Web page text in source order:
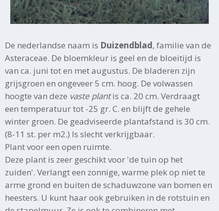
De nederlandse naam is Duizendblad, familie van de
Asteraceae. De bloemkleur is geel en de bloeitijd is
van ca. juni tot en met augustus. De bladeren zijn
grijsgroen en ongeveer 5 cm. hoog. De volwassen
hoogte van deze vaste plantis ca. 20 cm. Verdraagt
een temperatuur tot -25 gr. C. en blijft de gehele
winter groen. De geadviseerde plantafstand is 30 cm.
(8-11 st. per m2.) Is slecht verkrijgbaar.
Plant voor een open ruimte.
Deze plant is zeer geschikt voor 'de tuin op het
zuiden'. Verlangt een zonnige, warme plek op niet te
arme grond en buiten de schaduwzone van bomen en
heesters. U kunt haar ook gebruiken in de rotstuin en